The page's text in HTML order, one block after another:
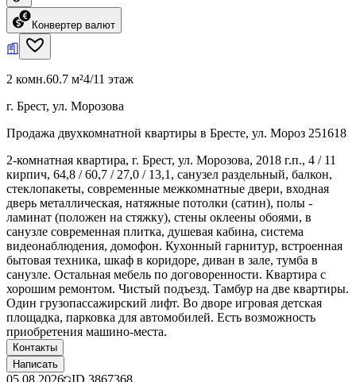
Конвертер валют
2 комн.60.7 м²4/11 этаж
г. Брест, ул. Морозова
Продажа двухкомнатной квартиры в Бресте, ул. Мороз 251618
2-комнатная квартира, г. Брест, ул. Морозова, 2018 г.п., 4 / 11
кирпич, 64,8 / 60,7 / 27,0 / 13,1, санузел раздельный, балкон,
стеклопакеты, современные межкомнатные двери, входная
дверь металлическая, натяжные потолки (сатин), полы -
ламинат (положен на стяжку), стены оклеены обоями, в
санузле современная плитка, душевая кабина, система
видеонаблюдения, домофон. Кухонный гарнитур, встроенная
бытовая техника, шкаф в коридоре, диван в зале, тумба в
санузле. Остальная мебель по договоренности. Квартира с
хорошим ремонтом. Чистый подъезд. Тамбур на две квартиры.
Один грузопассажирский лифт. Во дворе игровая детская
площадка, парковка для автомобилей. Есть возможность
приобретения машино-места.
Контакты
Написать
05.08.2026 ID 3867368